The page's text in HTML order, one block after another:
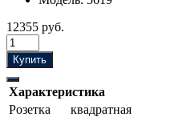
12355 руб.
Купить
Характеристика
Розетка
квадратная